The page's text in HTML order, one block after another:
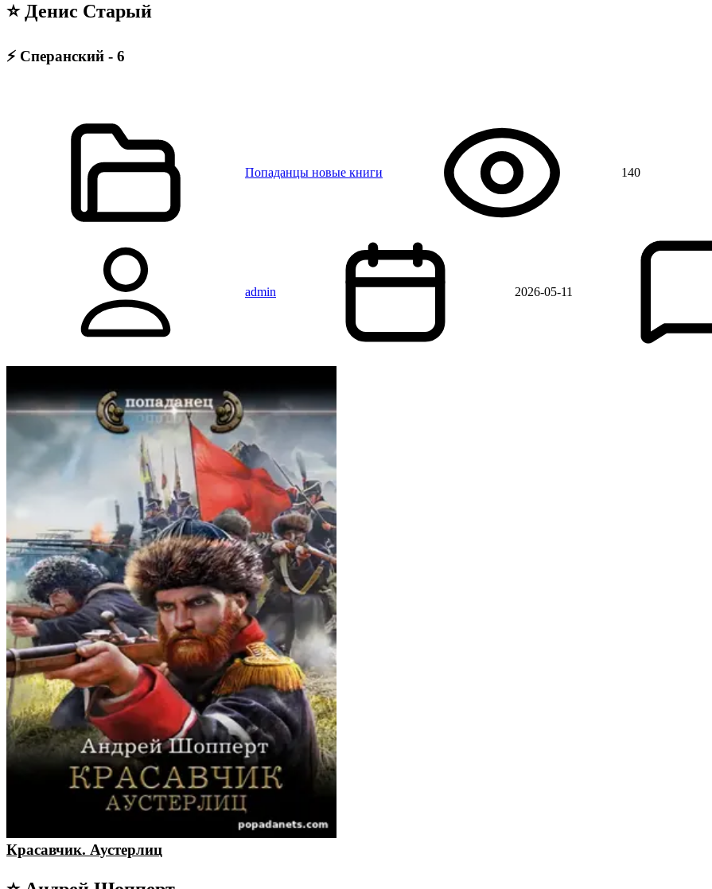
⭐ Денис Старый
⚡ Сперанский - 6
Попаданцы новые книги 140
admin 2026-05-11
Красавчик. Аустерлиц